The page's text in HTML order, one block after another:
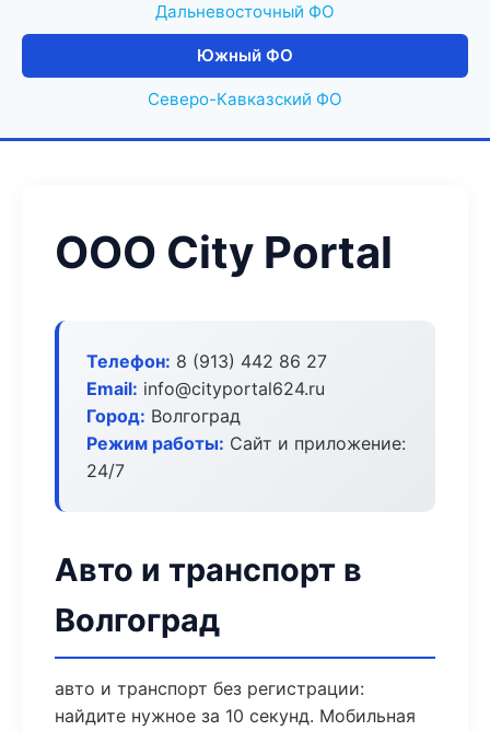
Дальневосточный ФО
Южный ФО
Северо-Кавказский ФО
ООО City Portal
Телефон: 8 (913) 442 86 27
Email: info@cityportal624.ru
Город: Волгоград
Режим работы: Сайт и приложение:
24/7
Авто и транспорт в
Волгоград
авто и транспорт без регистрации:
найдите нужное за 10 секунд. Мобильная